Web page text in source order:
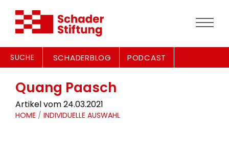
SUCHE SCHADERBLOG PODCAST
Quang Paasch
Artikel vom 24.03.2021
HOME / INDIVIDUELLE AUSWAHL